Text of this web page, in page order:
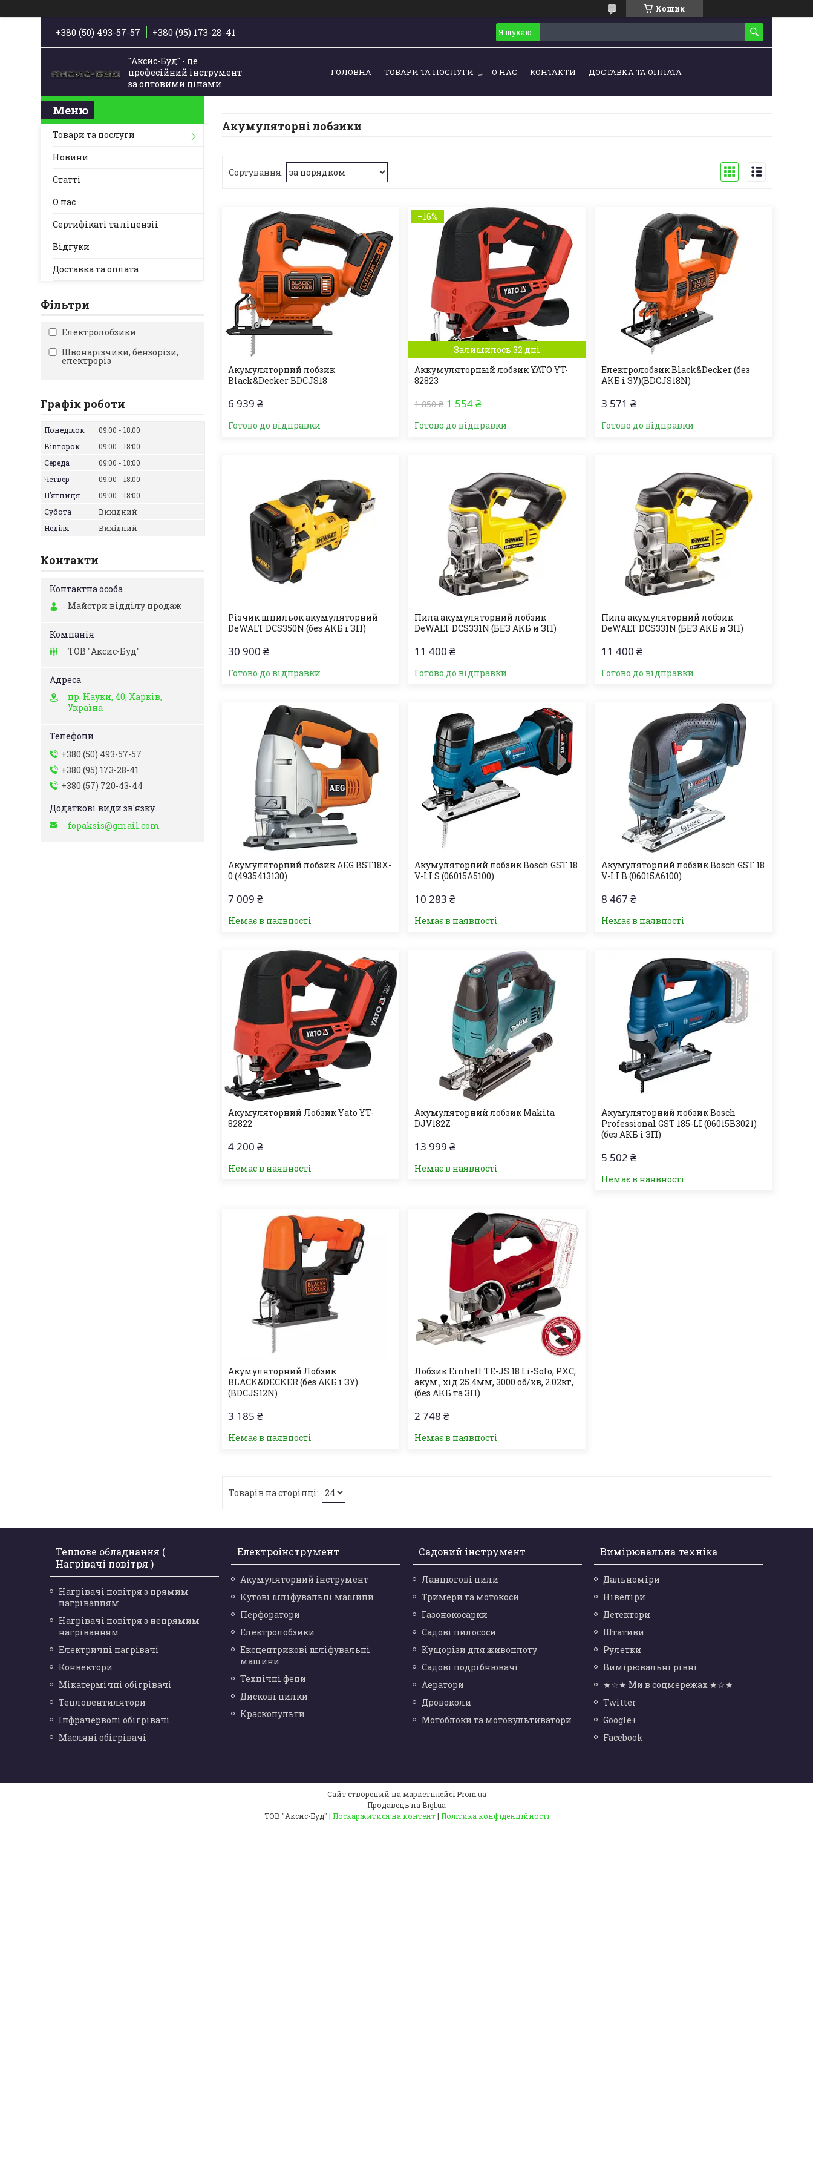
Кошик
+380 (50) 493-57-57 +380 (95) 173-28-41
"Аксис-Буд" - це
професійний інструмент
за оптовими цінами
ГОЛОВНА ТОВАРИ ТА ПОСЛУГИ О НАС КОНТАКТИ ДОСТАВКА ТА ОПЛАТА
Акумуляторні лобзики
Акумуляторний лобзик
Black&Decker BDCJS18
6 939 ₴
Готово до відправки
–16%
Залишилось 32 дні
Аккумуляторный лобзик YATO YT-
82823
1 850 ₴ 1 554 ₴
Готово до відправки
Електролобзик Black&Decker (без
АКБ і ЗУ)(BDCJS18N)
3 571 ₴
Готово до відправки
Різчик шпильок акумуляторний
DeWALT DCS350N (без АКБ і ЗП)
30 900 ₴
Готово до відправки
Пила акумуляторний лобзик
DeWALT DCS331N (БЕЗ АКБ и ЗП)
11 400 ₴
Готово до відправки
Пила акумуляторний лобзик
DeWALT DCS331N (БЕЗ АКБ и ЗП)
11 400 ₴
Готово до відправки
Акумуляторний лобзик AEG BST18X-
0 (4935413130)
7 009 ₴
Немає в наявності
Акумуляторний лобзик Bosch GST 18
V-LI S (06015A5100)
10 283 ₴
Немає в наявності
Акумуляторний лобзик Bosch GST 18
V-LI B (06015A6100)
8 467 ₴
Немає в наявності
Акумуляторний Лобзик Yato YT-
82822
4 200 ₴
Немає в наявності
Акумуляторний лобзик Makita
DJV182Z
13 999 ₴
Немає в наявності
Акумуляторний лобзик Bosch
Professional GST 185-LI (06015B3021)
(без АКБ і ЗП)
5 502 ₴
Немає в наявності
Акумуляторний Лобзик
BLACK&DECKER (без АКБ і ЗУ)
(BDCJS12N)
3 185 ₴
Немає в наявності
Лобзик Einhell TE-JS 18 Li-Solo, PXC,
акум., хід 25.4мм, 3000 об/хв, 2.02кг,
(без АКБ та ЗП)
2 748 ₴
Немає в наявності
Товари та послуги
Новини
Статті
О нас
Сертифікаті та ліцензіі
Відгуки
Доставка та оплата
Фільтри
Електролобзики
Швонарізчики, бензорізи,
електроріз
Графік роботи
Понеділок 09:00
18:00
Вівторок
09:00
18:00
Середа
09:00
18:00
Четвер
09:00
18:00
Пʼятниця
09:00
18:00
Субота
Вихідний
Неділя
Вихідний
Контакти
Майстри відділу продаж
ТОВ "Аксис-Буд"
пр. Науки, 40, Харків,
Україна
+380 (50) 493-57-57
+380 (95) 173-28-41
+380 (57) 720-43-44
fopaksis@gmail.com
Теплове обладнання (
Нагрівачі повітря )
Нагрівачі повітря з прямим
нагріванням
Нагрівачі повітря з непрямим
нагріванням
Електричні нагрівачі
Конвектори
Мікатермічні обігрівачі
Тепловентилятори
Інфрачервоні обігрівачі
Масляні обігрівачі
Електроінструмент
Акумуляторний інструмент
Кутові шліфувальні машини
Перфоратори
Електролобзики
Ексцентрикові шліфувальні
машини
Технічні фени
Дискові пилки
Краскопульти
Садовий інструмент
Ланцюгові пили
Тримери та мотокоси
Газонокосарки
Садові пилососи
Кущорізи для живоплоту
Садові подрібнювачі
Аератори
Дровоколи
Мотоблоки та мотокультиватори
Вимірювальна техніка
Дальноміри
Нівеліри
Детектори
Штативи
Рулетки
Вимірювальні рівні
★☆★ Ми в соцмережах ★☆★
Twitter
Google+
Facebook
Сайт створений на маркетплейсі Prom.ua
Продавець на Bigl.ua
ТОВ "Аксис-Буд" | Поскаржитися на контент | Політика конфіденційності